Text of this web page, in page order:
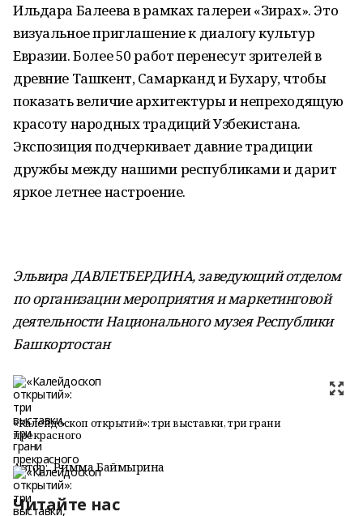
Ильдара Балеева в рамках галереи «Зирах». Это
визуальное приглашение к диалогу культур
Евразии. Более 50 работ перенесут зрителей в
древние Ташкент, Самарканд и Бухару, чтобы
показать величие архитектуры и непреходящую
красоту народных традиций Узбекистана.
Экспозиция подчеркивает давние традиции
дружбы между нашими республиками и дарит
яркое летнее настроение.
Эльвира ДАВЛЕТБЕРДИНА, заведующий отделом
по организации мероприятия и маркетинговой
деятельности Национального музея Республики
Башкортостан
«Калейдоскоп открытий»: три выставки, три грани
прекрасного
Автор: Римма Баймырҙина
Читайте нас